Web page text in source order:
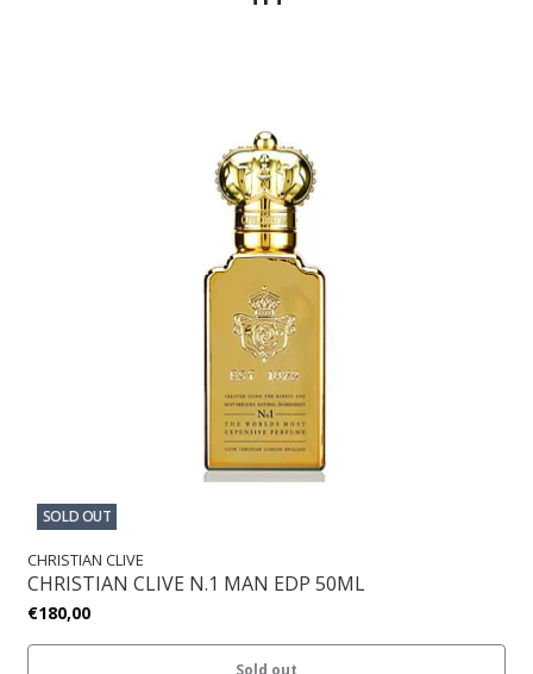
SOLD OUT
CHRISTIAN CLIVE
CHRISTIAN CLIVE N.1 MAN EDP 50ML
€180,00
Sold out